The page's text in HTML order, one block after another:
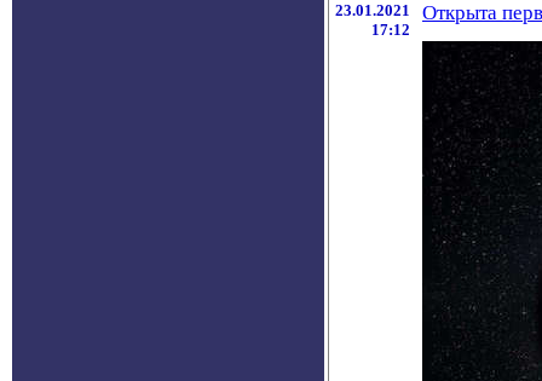
23.01.2021
17:12
Открыта